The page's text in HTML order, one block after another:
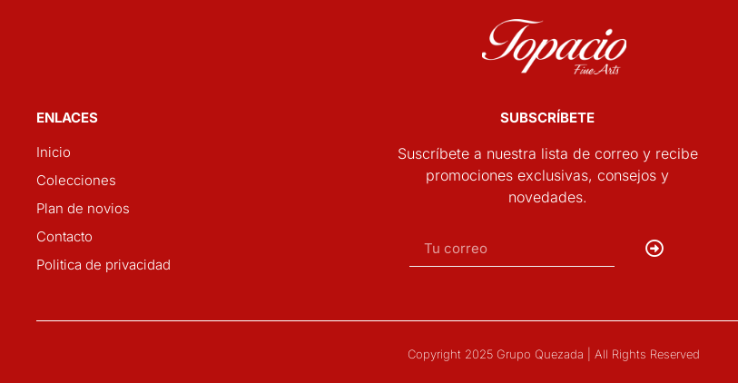
ENLACES
Inicio
Colecciones
Plan de novios
Contacto
Politica de privacidad
SUBSCRÍBETE
Suscríbete a nuestra lista de correo y recibe
promociones exclusivas, consejos y
novedades.
Copyright 2025 Grupo Quezada | All Rights Reserved